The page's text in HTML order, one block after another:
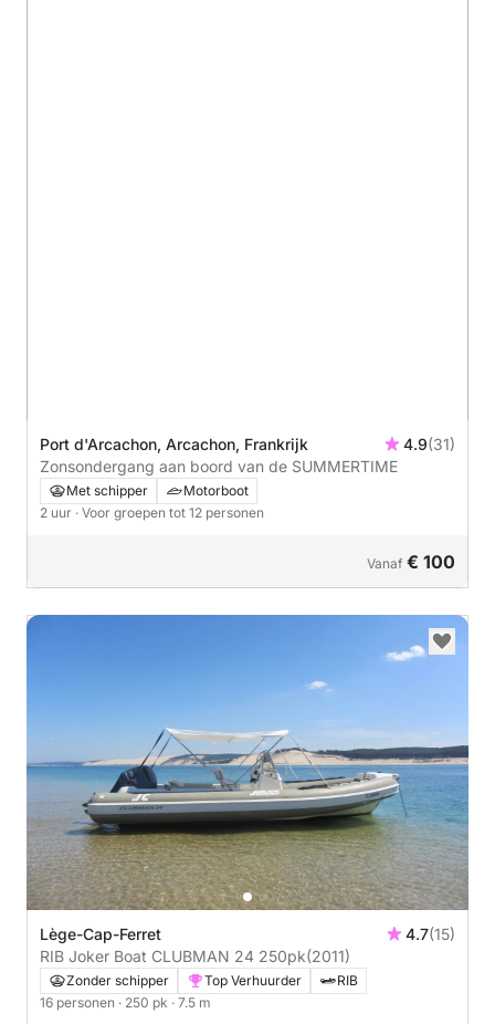
Port d'Arcachon, Arcachon, Frankrijk 4.9(31)
Zonsondergang aan boord van de SUMMERTIME
Met schipper
Motorboot
2 uur · Voor groepen tot 12 personen
Vanaf € 100
Lège-Cap-Ferret 4.7(15)
RIB Joker Boat CLUBMAN 24 250pk(2011)
Zonder schipper Top Verhuurder
RIB
16 personen · 250 pk · 7.5 m